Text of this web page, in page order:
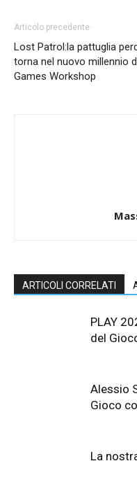
Articolo precedente
Lost Patrol:la pattuglia
torna nel nuovo millennio
Games Workshop
ARTICOLI CORRELATI
PLAY
del
Alessio
Gioco
La